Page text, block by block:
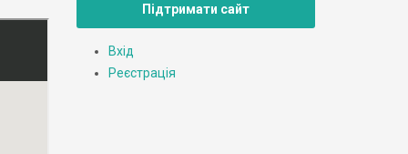
Підтримати сайт
Вхід
Реєстрація